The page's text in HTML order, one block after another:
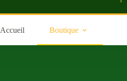
Accueil Boutique